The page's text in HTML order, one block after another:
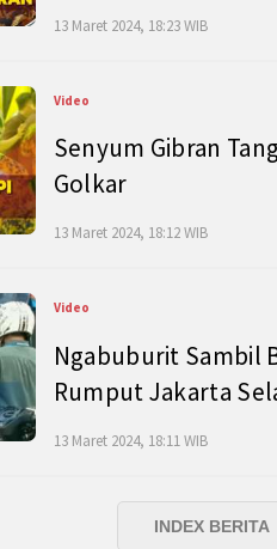
13 Maret 2024, 18:23 WIB
Video
Senyum Gibran
Golkar
13 Maret 2024, 18:12 WIB
Video
Ngabuburit Sambil
Rumput Jakarta
13 Maret 2024, 18:11 WIB
INDEX BERITA